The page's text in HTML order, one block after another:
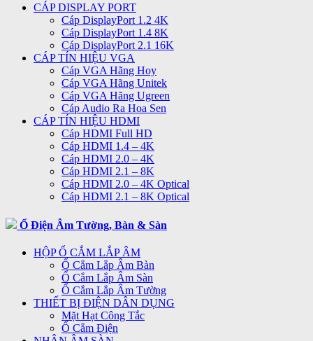
CÁP DISPLAY PORT
Cáp DisplayPort 1.2 4K
Cáp DisplayPort 1.4 8K
Cáp DisplayPort 2.1 16K
CÁP TÍN HIỆU VGA
Cáp VGA Hãng Hoy
Cáp VGA Hãng Unitek
Cáp VGA Hãng Ugreen
Cáp Audio Ra Hoa Sen
CÁP TÍN HIỆU HDMI
Cáp HDMI Full HD
Cáp HDMI 1.4 – 4K
Cáp HDMI 2.0 – 4K
Cáp HDMI 2.1 – 8K
Cáp HDMI 2.0 – 4K Optical
Cáp HDMI 2.1 – 8K Optical
Ổ Điện Âm Tường, Bàn & Sàn
HỘP Ổ CẮM LẮP ÂM
Ổ Cắm Lắp Âm Bàn
Ổ Cắm Lắp Âm Sàn
Ổ Cắm Lắp Âm Tường
THIẾT BỊ ĐIỆN DÂN DỤNG
Mặt Hạt Công Tắc
Ổ Cắm Điện